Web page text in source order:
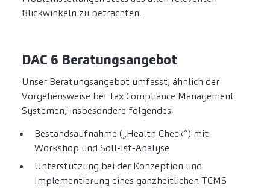
Blickwinkeln zu betrachten.
DAC 6 Beratungsangebot
Unser Beratungsangebot umfasst, ähnlich der
Vorgehensweise bei Tax Compliance Management
Systemen, insbesondere folgendes:
Bestandsaufnahme („Health Check“) mit
Workshop und Soll-Ist-Analyse
Unterstützung bei der Konzeption und
Implementierung eines ganzheitlichen TCMS